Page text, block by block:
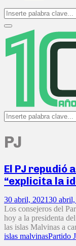
Search
for:
Primary
Menu
Search
for:
PJ
El PJ repudió
“explicita la
30 abril, 202130 abril,
Los consejeros del
hoy a la presidenta
las islas Malvinas a
islas malvinasPartido